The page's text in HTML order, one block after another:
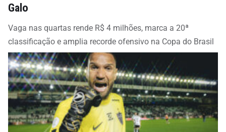
Galo
Vaga nas quartas rende R$ 4 milhões, marca a 20ª
classificação e amplia recorde ofensivo na Copa do Brasil